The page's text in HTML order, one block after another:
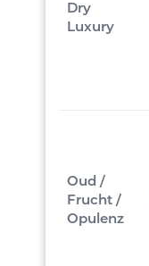
Dry
Luxury
Oud /
Frucht /
Opulenz